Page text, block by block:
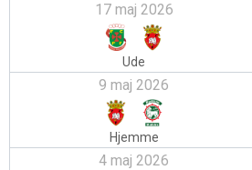
17 maj 2026
Ude
9 maj 2026
Hjemme
4 maj 2026